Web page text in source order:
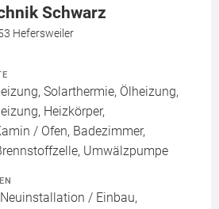
Schwarz
Hefersweiler
Solarthermie, Ölheizung,
Heizkörper,
/ Ofen, Badezimmer,
Umwälzpumpe
/ Einbau,